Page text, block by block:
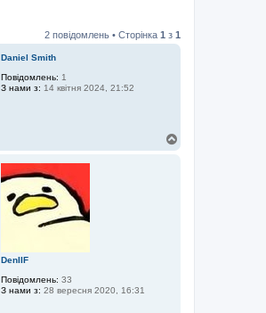
2 повідомлень • Сторінка 1 з 1
Daniel Smith
Повідомлень: 1
З нами з: 14 квітня 2024, 21:52
DenIIF
Повідомлень: 33
З нами з: 28 вересня 2020, 16:31